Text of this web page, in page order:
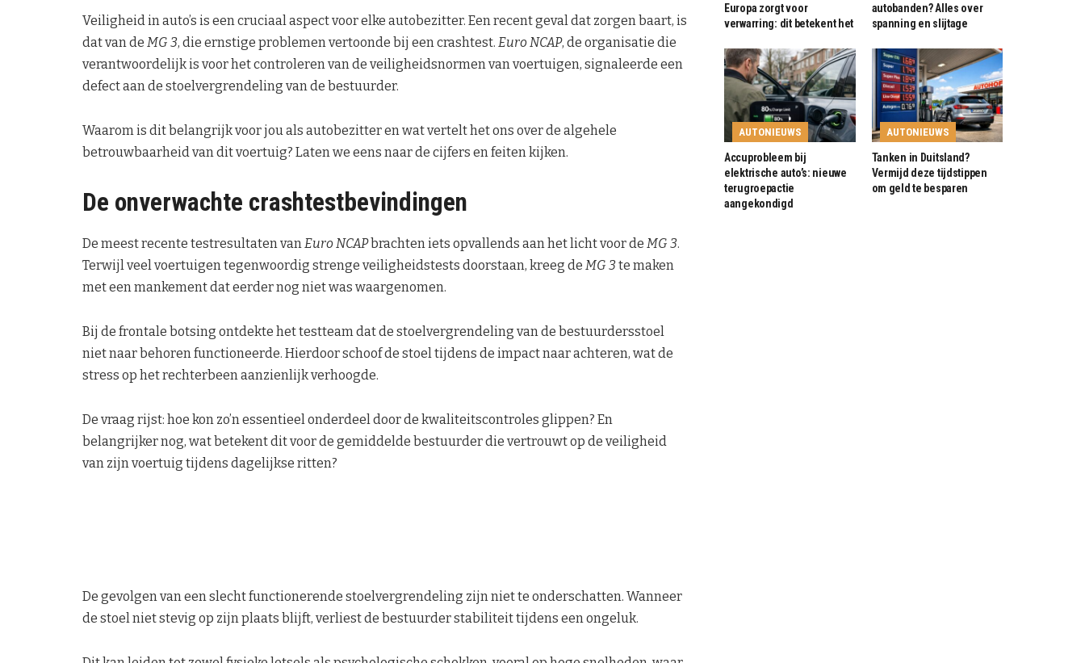
Veiligheid in auto’s is een cruciaal aspect voor elke autobezitter. Een recent geval dat zorgen baart, is
dat van de MG 3, die ernstige problemen vertoonde bij een crashtest. Euro NCAP, de organisatie die
verantwoordelijk is voor het controleren van de veiligheidsnormen van voertuigen, signaleerde een
defect aan de stoelvergrendeling van de bestuurder.
Waarom is dit belangrijk voor jou als autobezitter en wat vertelt het ons over de algehele
betrouwbaarheid van dit voertuig? Laten we eens naar de cijfers en feiten kijken.
De onverwachte crashtestbevindingen
De meest recente testresultaten van Euro NCAPbrachten iets opvallends aan het licht voor de MG 3.
Terwijl veel voertuigen tegenwoordig strenge veiligheidstests doorstaan, kreeg de MG 3te maken
met een mankement dat eerder nog niet was waargenomen.
Bij de frontale botsing ontdekte het testteam dat de stoelvergrendeling van de bestuurdersstoel
niet naar behoren functioneerde. Hierdoor schoof de stoel tijdens de impact naar achteren, wat de
stress op het rechterbeen aanzienlijk verhoogde.
De vraag rijst: hoe kon zo’n essentieel onderdeel door de kwaliteitscontroles glippen? En
belangrijker nog, wat betekent dit voor de gemiddelde bestuurder die vertrouwt op de veiligheid
van zijn voertuig tijdens dagelijkse ritten?
De gevolgen van een slecht functionerende stoelvergrendeling zijn niet te onderschatten. Wanneer
de stoel niet stevig op zijn plaats blijft, verliest de bestuurder stabiliteit tijdens een ongeluk.
Europa zorgt voor
verwarring: dit betekent het
autobanden? Alles over
spanning en slijtage
AUTONIEUWS
Accuprobleem bij
elektrische auto’s: nieuwe
terugroepactie
aangekondigd
AUTONIEUWS
Tanken in Duitsland?
Vermijd deze tijdstippen
om geld te besparen